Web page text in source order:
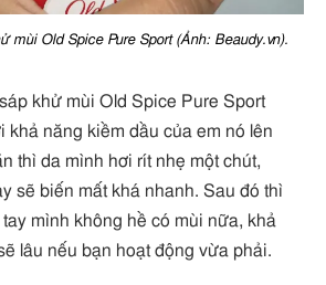
mùi Old Spice Pure Sport (Ảnh: Beaudy.vn).
khử mùi Old Spice Pure Sport
khả năng kiềm dầu của em nó lên
thì da mình hơi rít nhẹ một chút,
sẽ biến mất khá nhanh. Sau đó thì
mình không hề có mùi nữa, khả
lâu nếu bạn hoạt động vừa phải.